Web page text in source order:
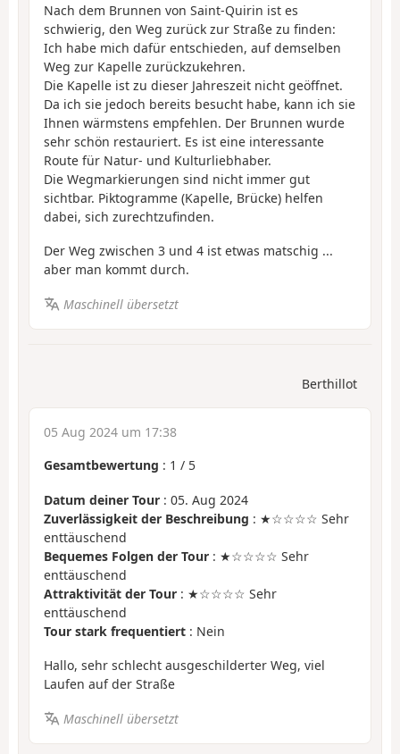
Nach dem Brunnen von Saint-Quirin ist es
schwierig, den Weg zurück zur Straße zu finden:
Ich habe mich dafür entschieden, auf demselben
Weg zur Kapelle zurückzukehren.
Die Kapelle ist zu dieser Jahreszeit nicht geöffnet.
Da ich sie jedoch bereits besucht habe, kann ich sie
Ihnen wärmstens empfehlen. Der Brunnen wurde
sehr schön restauriert. Es ist eine interessante
Route für Natur- und Kulturliebhaber.
Die Wegmarkierungen sind nicht immer gut
sichtbar. Piktogramme (Kapelle, Brücke) helfen
dabei, sich zurechtzufinden.
Der Weg zwischen 3 und 4 ist etwas matschig ...
aber man kommt durch.
Maschinell übersetzt
Berthillot
05 Aug 2024 um 17:38
Gesamtbewertung : 1 / 5
Datum deiner Tour : 05. Aug 2024
Zuverlässigkeit der Beschreibung : ★☆☆☆☆ Sehr
enttäuschend
Bequemes Folgen der Tour : ★☆☆☆☆ Sehr
enttäuschend
Attraktivität der Tour : ★☆☆☆☆ Sehr
enttäuschend
Tour stark frequentiert : Nein
Hallo, sehr schlecht ausgeschilderter Weg, viel
Laufen auf der Straße
Maschinell übersetzt